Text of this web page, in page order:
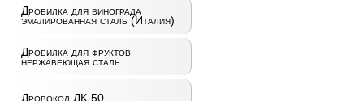
Дробилка для винограда
эмалированная сталь (Италия)
Дробилка для фруктов
нержавеющая сталь
Дровокол ДК-50